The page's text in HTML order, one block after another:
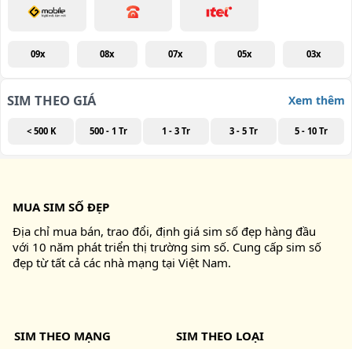
09x 08x 07x 05x 03x
SIM THEO GIÁ Xem thêm
< 500 K 500 - 1 Tr 1 - 3 Tr 3 - 5 Tr 5 - 10 Tr
MUA SIM SỐ ĐẸP
Địa chỉ mua bán, trao đổi, định giá sim số đẹp hàng đầu
với 10 năm phát triển thị trường sim số. Cung cấp sim số
đẹp từ tất cả các nhà mạng tại Việt Nam.
SIM THEO MẠNG
SIM THEO LOẠI